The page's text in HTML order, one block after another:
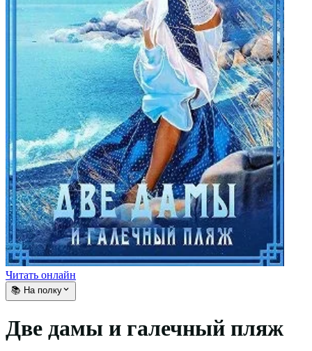
Читать онлайн
📚 На полку
Две дамы и галечный пляж